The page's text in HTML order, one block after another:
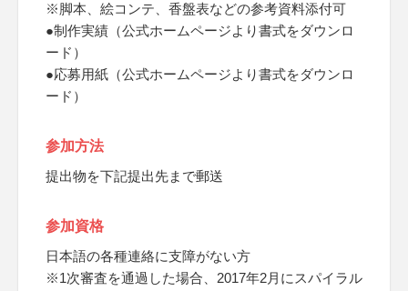
※脚本、絵コンテ、香盤表などの参考資料添付可
●制作実績（公式ホームページより書式をダウンロ
ード）
●応募用紙（公式ホームページより書式をダウンロ
ード）
参加方法
提出物を下記提出先まで郵送
参加資格
日本語の各種連絡に支障がない方
※1次審査を通過した場合、2017年2月にスパイラル